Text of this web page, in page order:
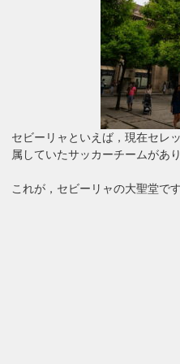
セビーリャといえば，現在セレ
属していたサッカーチームがあり
これが，セビーリャの大聖堂です